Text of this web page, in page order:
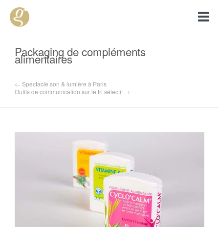
Packaging de compléments
alimentaires
← Spectacle son & lumière à Paris
Outils de communication sur le tri sélectif →